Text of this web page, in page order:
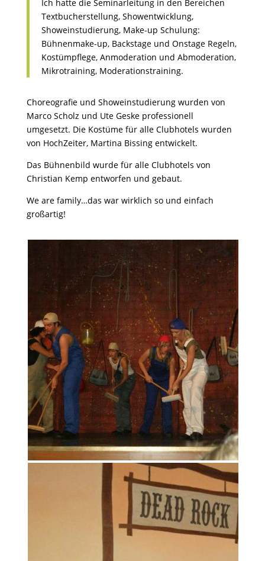
Ich hatte die Seminarleitung in den Bereichen
Textbucherstellung, Showentwicklung,
Showeinstudierung, Make-up Schulung:
Bühnenmake-up, Backstage und Onstage Regeln,
Kostümpflege, Anmoderation und Abmoderation,
Mikrotraining, Moderationstraining.
Choreografie und Showeinstudierung wurden von
Marco Scholz und Ute Geske professionell
umgesetzt. Die Kostüme für alle Clubhotels wurden
von HochZeiter, Martina Bissing entwickelt.
Das Bühnenbild wurde für alle Clubhotels von
Christian Kemp entworfen und gebaut.
We are family…das war wirklich so und einfach
großartig!